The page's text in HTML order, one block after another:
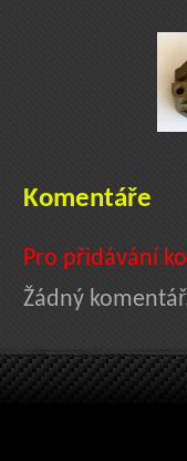
Komentáře
Pro přidávání
Žádný